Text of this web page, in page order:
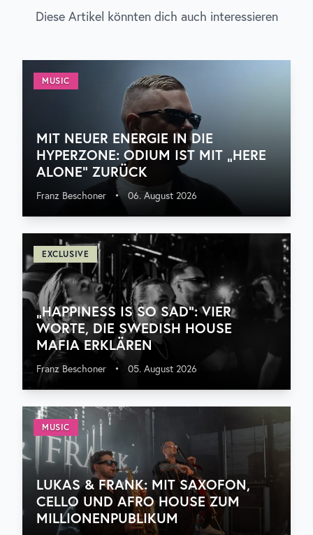
Diese Artikel könnten dich auch interessieren
MUSIC
MIT NEUER ENERGIE IN DIE
HYPERZONE: ODIUM IST MIT „HERE
ALONE“ ZURÜCK
Franz Beschoner • 06. August 2026
EXCLUSIVE
„HAPPINESS IS SO SAD“: VIER
WORTE, DIE SWEDISH HOUSE
MAFIA ERKLÄREN
Franz Beschoner • 05. August 2026
MUSIC
LUKAS & FRANK: MIT SAXOFON,
CELLO UND AFRO HOUSE ZUM
MILLIONENPUBLIKUM